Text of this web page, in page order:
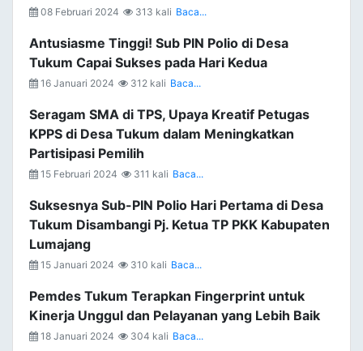
08 Februari 2024 313 kali Baca...
Antusiasme Tinggi! Sub PIN Polio di Desa
Tukum Capai Sukses pada Hari Kedua
16 Januari 2024 312 kali Baca...
Seragam SMA di TPS, Upaya Kreatif Petugas
KPPS di Desa Tukum dalam Meningkatkan
Partisipasi Pemilih
15 Februari 2024 311 kali Baca...
Suksesnya Sub-PIN Polio Hari Pertama di Desa
Tukum Disambangi Pj. Ketua TP PKK Kabupaten
Lumajang
15 Januari 2024 310 kali Baca...
Pemdes Tukum Terapkan Fingerprint untuk
Kinerja Unggul dan Pelayanan yang Lebih Baik
18 Januari 2024 304 kali Baca...